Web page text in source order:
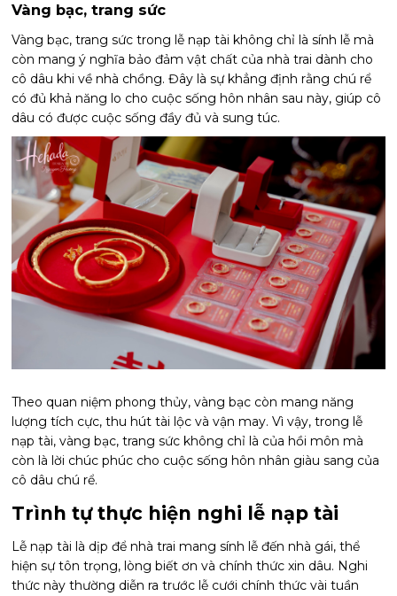
Vàng bạc, trang sức
Vàng bạc, trang sức trong lễ nạp tài không chỉ là sính lễ mà
còn mang ý nghĩa bảo đảm vật chất của nhà trai dành cho
cô dâu khi về nhà chồng. Đây là sự khẳng định rằng chú rể
có đủ khả năng lo cho cuộc sống hôn nhân sau này, giúp cô
dâu có được cuộc sống đầy đủ và sung túc.
Theo quan niệm phong thủy, vàng bạc còn mang năng
lượng tích cực, thu hút tài lộc và vận may. Vì vậy, trong lễ
nạp tài, vàng bạc, trang sức không chỉ là của hồi môn mà
còn là lời chúc phúc cho cuộc sống hôn nhân giàu sang của
cô dâu chú rể.
Trình tự thực hiện nghi lễ nạp tài
Lễ nạp tài là dịp để nhà trai mang sính lễ đến nhà gái, thể
hiện sự tôn trọng, lòng biết ơn và chính thức xin dâu. Nghi
thức này thường diễn ra trước lễ cưới chính thức vài tuần